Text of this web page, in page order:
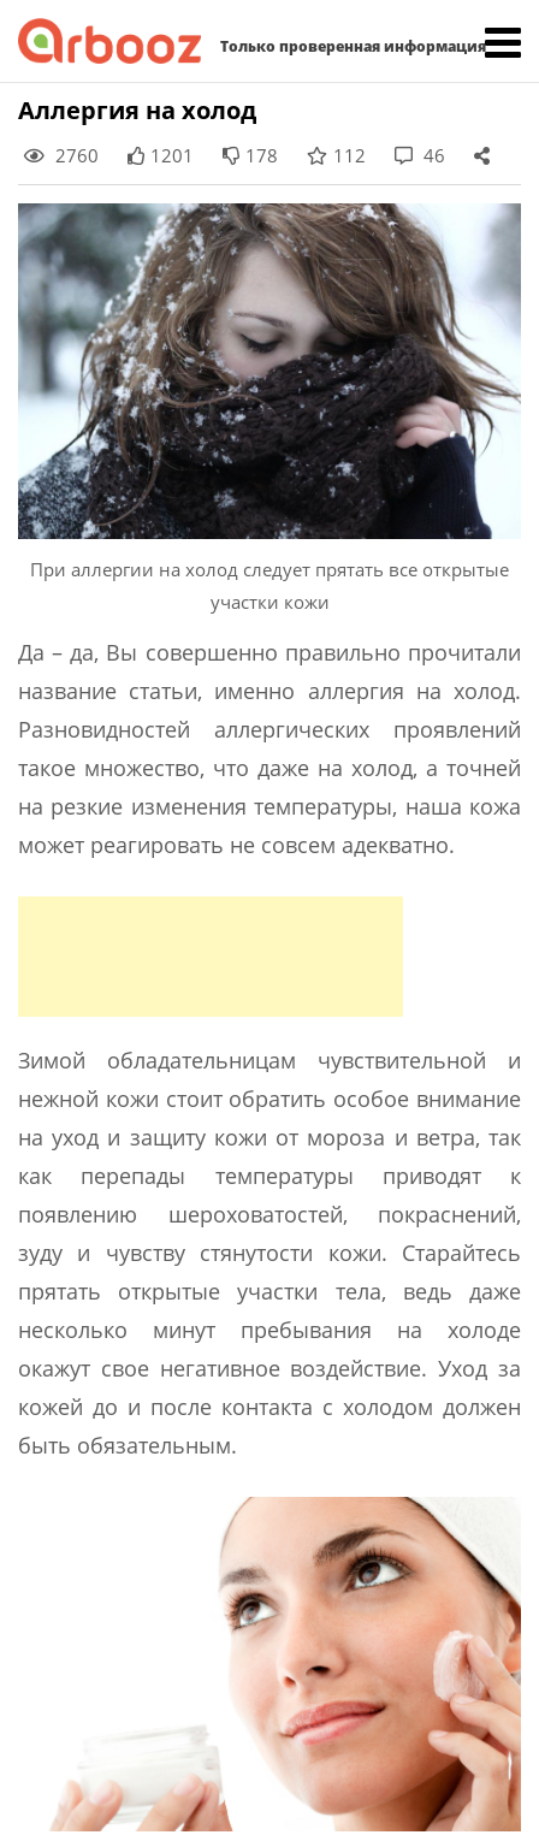
Только проверенная информация
Skip
content
Аллергия на холод
2760 1201 178 112 46
При аллергии на холод следует прятать все открытые
участки кожи
Да – да, Вы совершенно правильно прочитали
название статьи, именно аллергия на холод.
Разновидностей аллергических проявлений
такое множество, что даже на холод, а точней
на резкие изменения температуры, наша кожа
может реагировать не совсем адекватно.
Зимой обладательницам чувствительной и
нежной кожи стоит обратить особое внимание
на уход и защиту кожи от мороза и ветра, так
как перепады температуры приводят к
появлению шероховатостей, покраснений,
зуду и чувству стянутости кожи. Старайтесь
прятать открытые участки тела, ведь даже
несколько минут пребывания на холоде
окажут свое негативное воздействие. Уход за
кожей до и после контакта с холодом должен
быть обязательным.
Найти: